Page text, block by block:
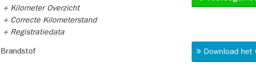
+ Kilometer Overzicht
+ Correcte Kilometerstand
+ Registratiedata
Brandstof Download